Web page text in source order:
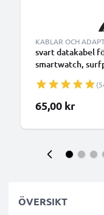
KABLAR OCH
svart datakabel
smartwatch,
sladd
65,00 kr
ÖVERSIKT